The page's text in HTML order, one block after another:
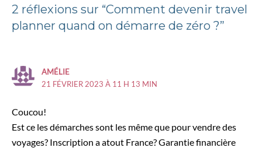
2 réflexions sur “Comment devenir travel
planner quand on démarre de zéro ?”
AMÉLIE
21 FÉVRIER 2023 À 11 H 13 MIN
Coucou!
Est ce les démarches sont les même que pour vendre des
voyages? Inscription a atout France? Garantie financière